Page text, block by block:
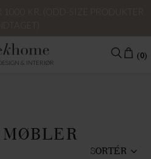
& INTERIØR
(0)
SORTÉR